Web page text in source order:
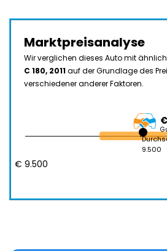
Marktpreisanalyse
Wir verglichen dieses Auto mit
C 180, 2011auf der Grundlage des
verschiedener anderer Faktoren.
9.500
€ 9.500